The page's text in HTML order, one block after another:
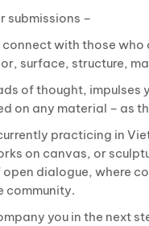
submissions –
with those
surface, structure,
of thought,
on any material – as
practicing in
on canvas, or
open dialogue, where
community.
you in the next